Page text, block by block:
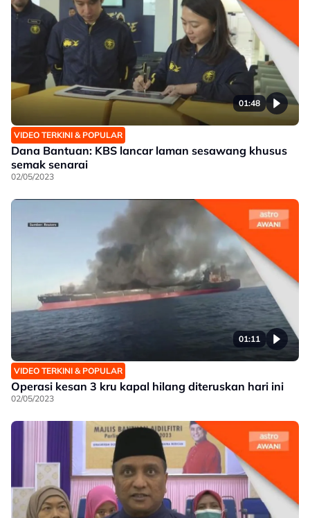
01:48
VIDEO TERKINI & POPULAR
Dana Bantuan: KBS lancar laman sesawang khusus
semak senarai
02/05/2023
01:11
VIDEO TERKINI & POPULAR
Operasi kesan 3 kru kapal hilang diteruskan hari ini
02/05/2023